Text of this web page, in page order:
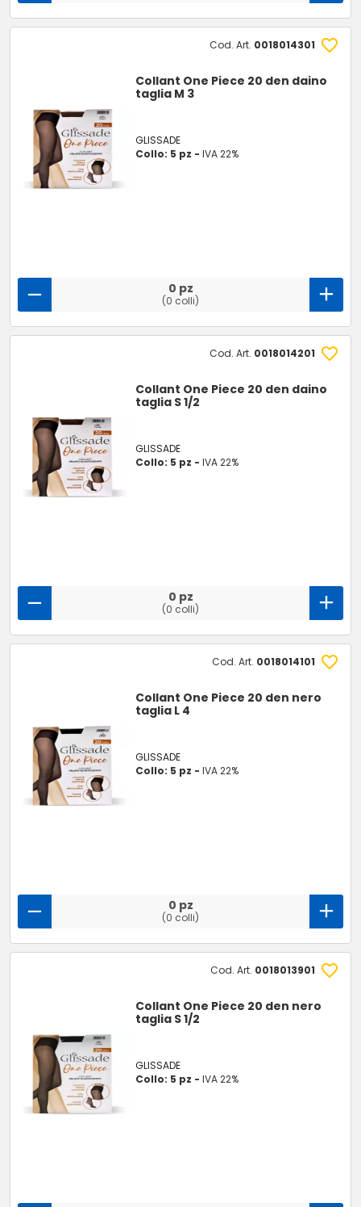
Cod. Art. 0018014301
Collant One Piece 20 den daino
taglia M 3
GLISSADE
Collo: 5 pz -IVA 22%
0 pz
(0 colli)
Cod. Art. 0018014201
Collant One Piece 20 den daino
taglia S 1/2
GLISSADE
Collo: 5 pz -IVA 22%
0 pz
(0 colli)
Cod. Art. 0018014101
Collant One Piece 20 den nero
taglia L 4
GLISSADE
Collo: 5 pz -IVA 22%
0 pz
(0 colli)
Cod. Art. 0018013901
Collant One Piece 20 den nero
taglia S 1/2
GLISSADE
Collo: 5 pz -IVA 22%